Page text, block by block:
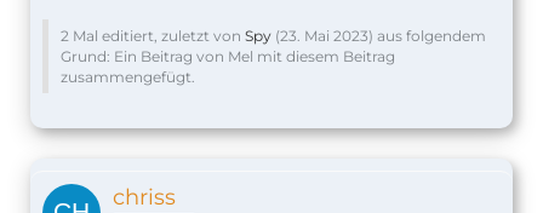
2 Mal editiert, zuletzt von Spy (23. Mai 2023) aus folgendem
Grund: Ein Beitrag von Mel mit diesem Beitrag
zusammengefügt.
chriss